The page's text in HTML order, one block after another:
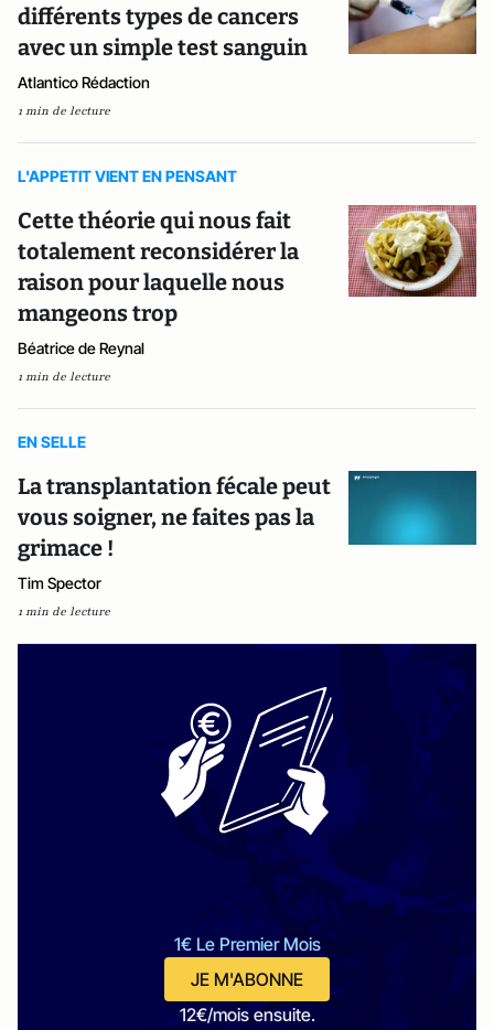
différents types de cancers
avec un simple test sanguin
Atlantico Rédaction
1 min de lecture
L'APPETIT VIENT EN PENSANT
Cette théorie qui nous fait
totalement reconsidérer la
raison pour laquelle nous
mangeons trop
Béatrice de Reynal
1 min de lecture
EN SELLE
La transplantation fécale peut
vous soigner, ne faites pas la
grimace !
Tim Spector
1 min de lecture
1€ Le Premier Mois
JE M'ABONNE
12€/mois ensuite.